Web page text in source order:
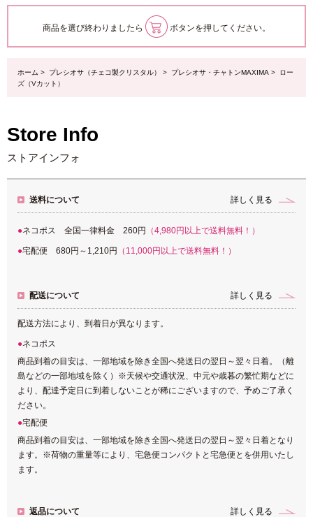
商品を選び終わりましたら ボタンを押してください。
ホーム > プレシオサ（チェコ製クリスタル） > プレシオサ・チャトンMAXIMA > ロー
ズ（Vカット）
Store Info
ストアインフォ
送料について 詳しく見る
ネコポス 全国一律料金 260円 （4,980円以上で送料無料！）
宅配便 680円～1,210円 （11,000円以上で送料無料！）
配送について 詳しく見る
配送方法により、到着日が異なります。
ネコポス
商品到着の目安は、一部地域を除き全国へ発送日の翌日～翌々日着。（離
島などの一部地域を除く）※天候や交通状況、中元や歳暮の繁忙期などに
より、配達予定日に到着しないことが稀にございますので、予めご了承く
ださい。
宅配便
商品到着の目安は、一部地域を除き全国へ発送日の翌日～翌々日着となり
ます。※荷物の重量等により、宅急便コンパクトと宅急便とを併用いたし
ます。
返品について 詳しく見る